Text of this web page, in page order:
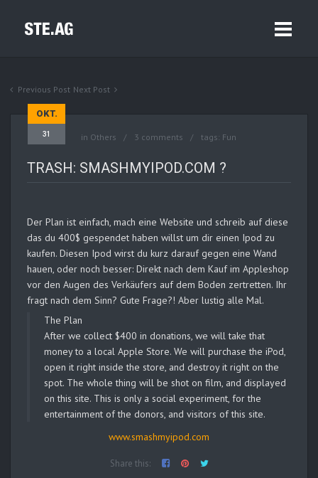
Previous Post Next Post
OKT.
31 in Others 3 comments tags: Fun
TRASH: SMASHMYIPOD.COM ?
Der Plan ist einfach, mach eine Website und schreib auf diese
das du 400$ gespendet haben willst um dir einen Ipod zu
kaufen. Diesen Ipod wirst du kurz darauf gegen eine Wand
hauen, oder noch besser: Direkt nach dem Kauf im Appleshop
vor den Augen des Verkäufers auf dem Boden zertretten. Ihr
fragt nach dem Sinn? Gute Frage?! Aber lustig alle Mal.
The Plan
After we collect $400 in donations, we will take that
money to a local Apple Store. We will purchase the iPod,
open it right inside the store, and destroy it right on the
spot. The whole thing will be shot on film, and displayed
on this site. This is only a social experiment, for the
entertainment of the donors, and visitors of this site.
www.smashmyipod.com
Share this: